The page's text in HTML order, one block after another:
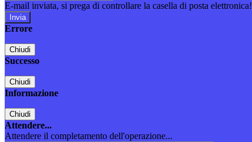
E-mail inviata, si prega di controllare la casella di posta elettronica!
Errore
Chiudi
Successo
Chiudi
Informazione
Chiudi
Attendere...
Attendere il completamento dell'operazione...